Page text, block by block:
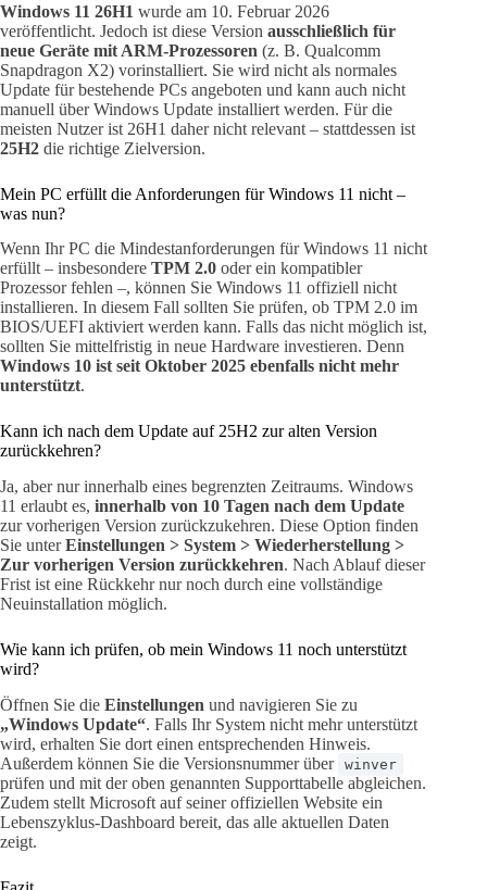
Windows 11 26H1 wurde am 10. Februar 2026
veröffentlicht. Jedoch ist diese Version ausschließlich für
neue Geräte mit ARM-Prozessoren (z. B. Qualcomm
Snapdragon X2) vorinstalliert. Sie wird nicht als normales
Update für bestehende PCs angeboten und kann auch nicht
manuell über Windows Update installiert werden. Für die
meisten Nutzer ist 26H1 daher nicht relevant – stattdessen ist
25H2 die richtige Zielversion.
Mein PC erfüllt die Anforderungen für Windows 11 nicht –
was nun?
Wenn Ihr PC die Mindestanforderungen für Windows 11 nicht
erfüllt – insbesondere TPM 2.0 oder ein kompatibler
Prozessor fehlen –, können Sie Windows 11 offiziell nicht
installieren. In diesem Fall sollten Sie prüfen, ob TPM 2.0 im
BIOS/UEFI aktiviert werden kann. Falls das nicht möglich ist,
sollten Sie mittelfristig in neue Hardware investieren. Denn
Windows 10 ist seit Oktober 2025 ebenfalls nicht mehr
unterstützt.
Kann ich nach dem Update auf 25H2 zur alten Version
zurückkehren?
Ja, aber nur innerhalb eines begrenzten Zeitraums. Windows
11 erlaubt es, innerhalb von 10 Tagen nach dem Update
zur vorherigen Version zurückzukehren. Diese Option finden
Sie unterEinstellungen > System > Wiederherstellung >
Zur vorherigen Version zurückkehren. Nach Ablauf dieser
Frist ist eine Rückkehr nur noch durch eine vollständige
Neuinstallation möglich.
Wie kann ich prüfen, ob mein Windows 11 noch unterstützt
wird?
Öffnen Sie die Einstellungen und navigieren Sie zu
„Windows Update“. Falls Ihr System nicht mehr unterstützt
wird, erhalten Sie dort einen entsprechenden Hinweis.
Außerdem können Sie die Versionsnummer über winver
prüfen und mit der oben genannten Supporttabelle abgleichen.
Zudem stellt Microsoft auf seiner offiziellen Website ein
Lebenszyklus-Dashboard bereit, das alle aktuellen Daten
zeigt.